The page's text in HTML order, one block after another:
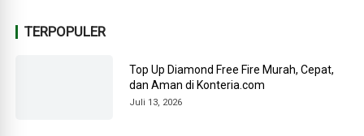
TERPOPULER
Top Up Diamond Free Fire Murah, Cepat,
dan Aman di Konteria.com
Juli 13, 2026